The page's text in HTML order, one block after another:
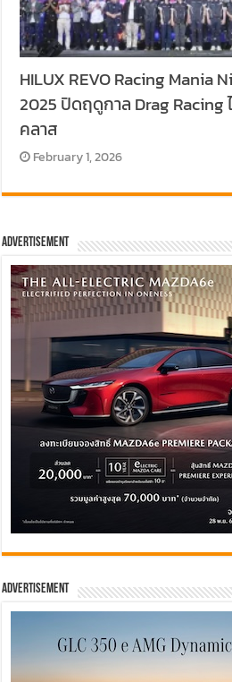
HILUX REVO Racing Mania
2025 ปิดฤดูกาล Drag
คลาส
February 1, 2026
Advertisement
Advertisement